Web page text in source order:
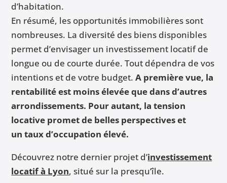
d’habitation.
En résumé, les opportunités immobilières sont
nombreuses. La diversité des biens disponibles
permet d’envisager un investissement locatif de
longue ou de courte durée. Tout dépendra de vos
intentions et de votre budget.A première vue, la
rentabilité est moins élevée que dans d’autres
arrondissements. Pour autant, la tension
locative promet de belles perspectives et
un taux d’occupation élevé.
Découvrez notre dernier projet d’investissement
locatif à Lyon, situé sur la presqu’île.